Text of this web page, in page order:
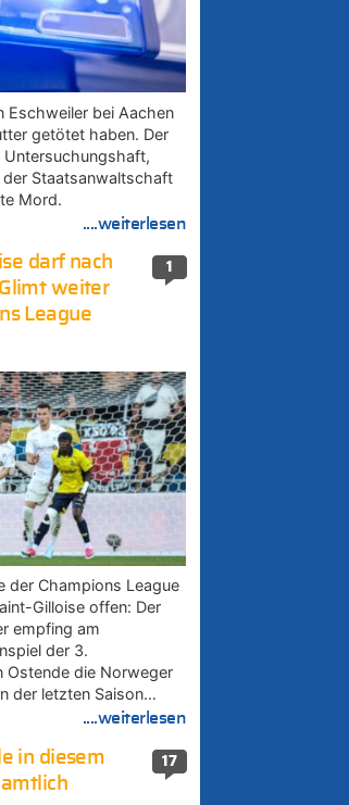
Eschweiler bei Aachen
getötet haben. Der
der Staatsanwaltschaft
Mord.
....weiterlesen
1
darf nach
weiter
League
der Champions League
Gilloise offen: Der
empfing am
der 3.
Ostende die Norweger
der letzten Saison…
....weiterlesen
17
in diesem